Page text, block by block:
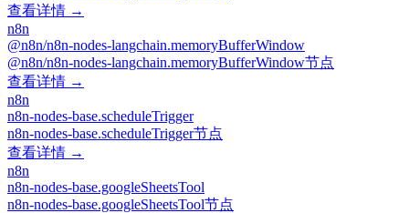
查看详情 →
n8n
@n8n/n8n-nodes-langchain.memoryBufferWindow
@n8n/n8n-nodes-langchain.memoryBufferWindow节点
查看详情 →
n8n
n8n-nodes-base.scheduleTrigger
n8n-nodes-base.scheduleTrigger节点
查看详情 →
n8n
n8n-nodes-base.googleSheetsTool
n8n-nodes-base.googleSheetsTool节点